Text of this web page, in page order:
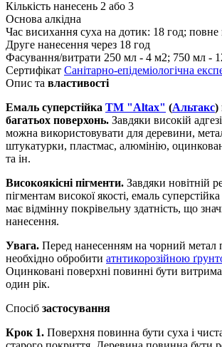
Кількість нанесень 2 або 3
Основа алкідна
Час висихання суха на дотик: 18 год;
Друге нанесення через 18 год
Фасування/витрати 250 мл - 4 м2; 750 мл -
Сертифікат Санітарно-епідеміологічна
Опис та властивості
Емаль суперстійка ТМ "Altax" (Альтакс)
багатьох поверхонь. Завдяки високій
можна використовувати для деревини,
штукатурки, пластмас, алюмінію,
та ін.
Високоякісні пігменти. Завдяки новітній
пігментам високої якості, емаль суперстійка
має відмінну покрівельну здатність, що
нанесення.
Увага. Перед нанесенням на чорний метал
необхідно обробити атнтикорозійною
Оцинковані поверхні повинні бути
один рік.
Спосіб застосування
Крок 1. Поверхня повинна бути суха і